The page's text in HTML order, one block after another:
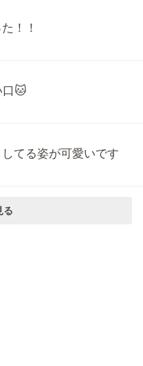
！！
🐱
てる姿が可愛いです
る